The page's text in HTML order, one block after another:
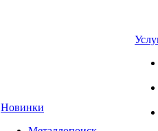
Новинки